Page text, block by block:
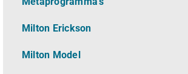
Milton Erickson
Milton Model